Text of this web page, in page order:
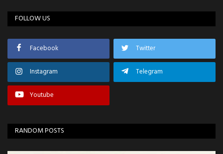
FOLLOW US
Facebook Twitter
Instagram Telegram
Youtube
RANDOM POSTS